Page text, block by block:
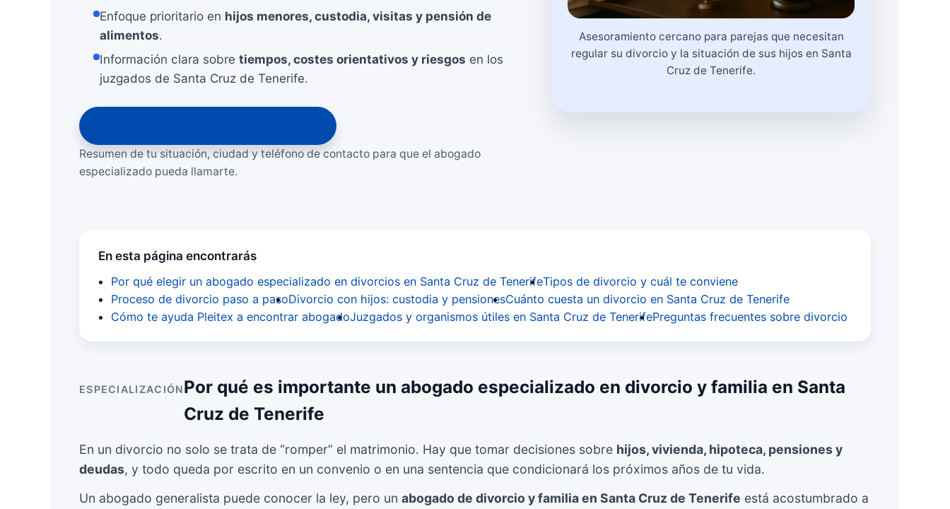
Enfoque prioritario en hijos menores, custodia, visitas y pensión de
alimentos.
Información clara sobre tiempos, costes orientativos y riesgos en los
juzgados de Santa Cruz de Tenerife.
Resumen de tu situación, ciudad y teléfono de contacto para que el abogado
especializado pueda llamarte.
Asesoramiento cercano para parejas que necesitan
regular su divorcio y la situación de sus hijos en Santa
Cruz de Tenerife.
En esta página encontrarás
Por qué elegir un abogado especializado en divorcios en Santa Cruz de TenerifeTipos de divorcio y cuál te conviene
Proceso de divorcio paso a pasoDivorcio con hijos: custodia y pensionesCuánto cuesta un divorcio en Santa Cruz de Tenerife
Cómo te ayuda Pleitex a encontrar abogadoJuzgados y organismos útiles en Santa Cruz de TenerifePreguntas frecuentes sobre divorcio
ESPECIALIZACIÓNPor qué es importante un abogado especializado en divorcio y familia en Santa
Cruz de Tenerife
En un divorcio no solo se trata de “romper” el matrimonio. Hay que tomar decisiones sobre hijos, vivienda, hipoteca, pensiones y
deudas, y todo queda por escrito en un convenio o en una sentencia que condicionará los próximos años de tu vida.
Un abogado generalista puede conocer la ley, pero un abogado de divorcio y familia en Santa Cruz de Tenerife está acostumbrado a